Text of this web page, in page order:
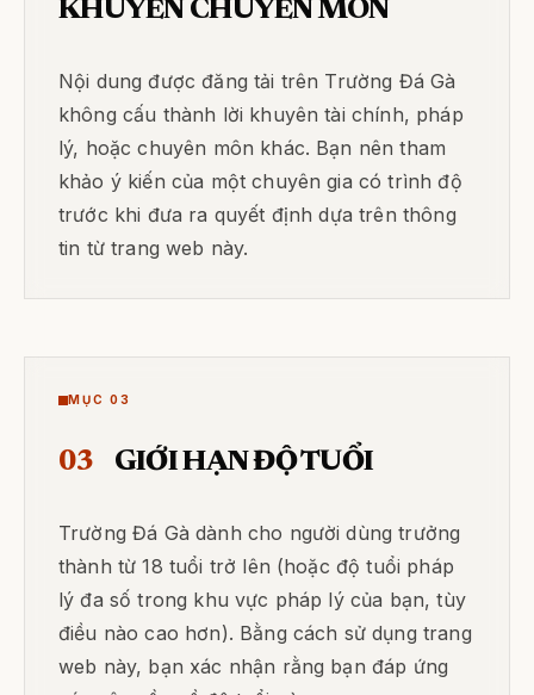
KHUYÊN CHUYÊN MÔN
Nội dung được đăng tải trên Trường Đá Gà
không cấu thành lời khuyên tài chính, pháp
lý, hoặc chuyên môn khác. Bạn nên tham
khảo ý kiến của một chuyên gia có trình độ
trước khi đưa ra quyết định dựa trên thông
tin từ trang web này.
MỤC 03
03 GIỚI HẠN ĐỘ TUỔI
Trường Đá Gà dành cho người dùng trưởng
thành từ 18 tuổi trở lên (hoặc độ tuổi pháp
lý đa số trong khu vực pháp lý của bạn, tùy
điều nào cao hơn). Bằng cách sử dụng trang
web này, bạn xác nhận rằng bạn đáp ứng